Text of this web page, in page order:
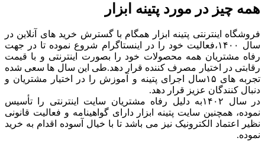
همه چیز در مورد پتینه ابزار
فروشگاه اینترنتی پتینه ابزار همگام با گسترش خرید های آنلاین در
سال ۱۴۰۰،فعالیت خود را در اینستاگرام شروع نموده تا در جهت
رفاه مشتریان همه محصولات خود را بصورت اینترنتی و با قیمت
رقابتی در اختیار مصرف کننده قرار دهد.طی این سال ها سعی شده
تجربه های ۱۵سال اجرای پتینه و آموزش را در اختیار مشتریان و
دنبال کنندگان عزیز قرار دهد.
در سال ۱۴۰۲به دلیل رفاه مشتریان سایت اینترنتی را تأسیس
نموده، همچنین سایت پتینه ابزار دارای گواهینامه و فعالیت قانونی
نظیر اعتماد الکترونیک نیز می باشد تا با خیال آسوده اقدام به خرید
نموده.